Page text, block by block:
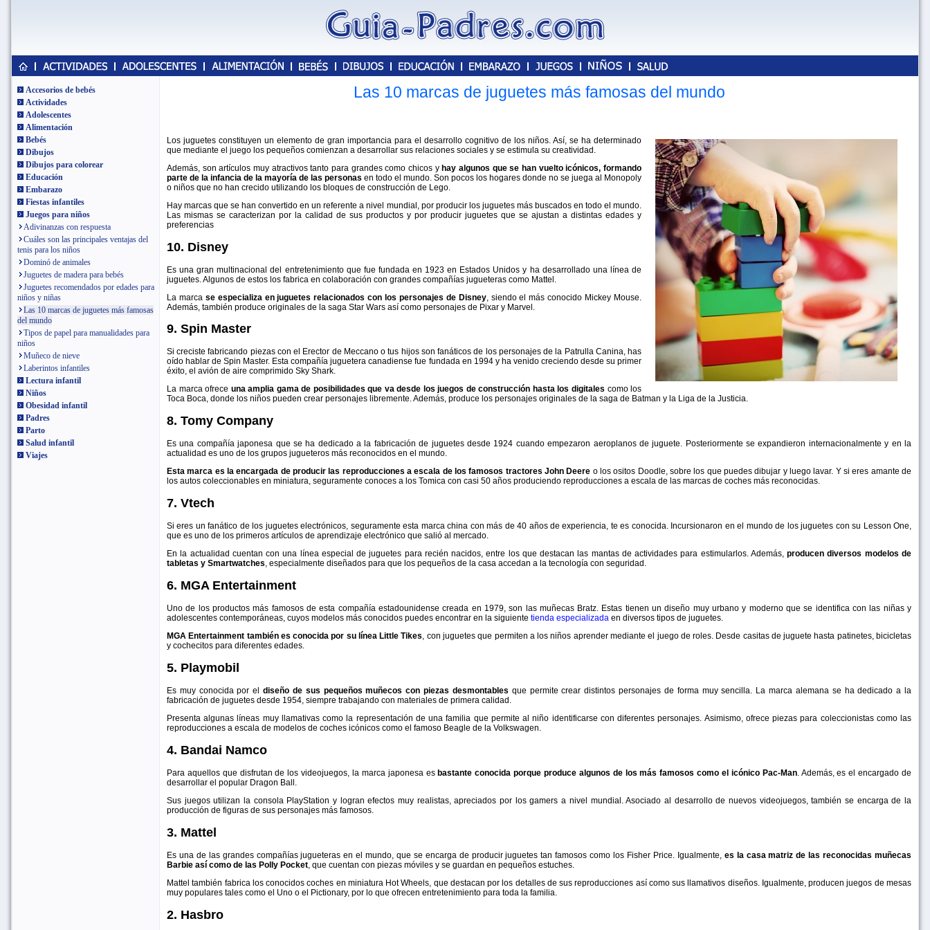
Accesorios de bebés
Actividades
Adolescentes
Alimentación
Bebés
Dibujos
Dibujos para colorear
Educación
Embarazo
Fiestas infantiles
Juegos para niños
Adivinanzas con respuesta
Cuáles son las principales ventajas del
tenis para los niños
Dominó de animales
Juguetes de madera para bebés
Juguetes recomendados por edades para
niños y niñas
Las 10 marcas de juguetes más famosas
del mundo
Tipos de papel para manualidades para
niños
Muñeco de nieve
Laberintos infantiles
Lectura infantil
Niños
Obesidad infantil
Padres
Parto
Salud infantil
Viajes
Las 10 marcas de juguetes más famosas del mundo
Los juguetes constituyen un elemento de gran importancia para el desarrollo cognitivo de los niños. Así, se ha determinado
que mediante el juego los pequeños comienzan a desarrollar sus relaciones sociales y se estimula su creatividad.
Además, son artículos muy atractivos tanto para grandes como chicos yhay algunos que se han vuelto icónicos, formando
parte de la infancia de la mayoría de las personas en todo el mundo. Son pocos los hogares donde no se juega al Monopoly
o niños que no han crecido utilizando los bloques de construcción de Lego.
Hay marcas que se han convertido en un referente a nivel mundial, por producir los juguetes más buscados en todo el mundo.
Las mismas se caracterizan por la calidad de sus productos y por producir juguetes que se ajustan a distintas edades y
preferencias
10. Disney
Es una gran multinacional del entretenimiento que fue fundada en 1923 en Estados Unidos y ha desarrollado una línea de
juguetes. Algunos de estos los fabrica en colaboración con grandes compañías jugueteras como Mattel.
La marca se especializa en juguetes relacionados con los personajes de Disney, siendo el más conocido Mickey Mouse.
Además, también produce originales de la saga Star Wars así como personajes de Pixar y Marvel.
9. Spin Master
Si creciste fabricando piezas con el Erector de Meccano o tus hijos son fanáticos de los personajes de la Patrulla Canina, has
oído hablar de Spin Master. Esta compañía juguetera canadiense fue fundada en 1994 y ha venido creciendo desde su primer
éxito, el avión de aire comprimido Sky Shark.
La marca ofrece una amplia gama de posibilidades que va desde los juegos de construcción hasta los digitales como los
Toca Boca, donde los niños pueden crear personajes libremente. Además, produce los personajes originales de la saga de Batman y la Liga de la Justicia.
8. Tomy Company
Es una compañía japonesa que se ha dedicado a la fabricación de juguetes desde 1924 cuando empezaron aeroplanos de juguete. Posteriormente se expandieron internacionalmente y en la
actualidad es uno de los grupos jugueteros más reconocidos en el mundo.
Esta marca es la encargada de producir las reproducciones a escala de los famosos tractores John Deere o los ositos Doodle, sobre los que puedes dibujar y luego lavar. Y si eres amante de
los autos coleccionables en miniatura, seguramente conoces a los Tomica con casi 50 años produciendo reproducciones a escala de las marcas de coches más reconocidas.
7. Vtech
Si eres un fanático de los juguetes electrónicos, seguramente esta marca china con más de 40 años de experiencia, te es conocida. Incursionaron en el mundo de los juguetes con su Lesson One,
que es uno de los primeros artículos de aprendizaje electrónico que salió al mercado.
En la actualidad cuentan con una línea especial de juguetes para recién nacidos, entre los que destacan las mantas de actividades para estimularlos. Además,producen diversos modelos de
tabletas y Smartwatches, especialmente diseñados para que los pequeños de la casa accedan a la tecnología con seguridad.
6. MGA Entertainment
Uno de los productos más famosos de esta compañía estadounidense creada en 1979, son las muñecas Bratz. Estas tienen un diseño muy urbano y moderno que se identifica con las niñas y
adolescentes contemporáneas, cuyos modelos más conocidos puedes encontrar en la siguiente tienda especializada en diversos tipos de juguetes.
MGA Entertainment también es conocida por su línea Little Tikes, con juguetes que permiten a los niños aprender mediante el juego de roles. Desde casitas de juguete hasta patinetes, bicicletas
y cochecitos para diferentes edades.
5. Playmobil
Es muy conocida por eldiseño de sus pequeños muñecos con piezas desmontables que permite crear distintos personajes de forma muy sencilla. La marca alemana se ha dedicado a la
fabricación de juguetes desde 1954, siempre trabajando con materiales de primera calidad.
Presenta algunas líneas muy llamativas como la representación de una familia que permite al niño identificarse con diferentes personajes. Asimismo, ofrece piezas para coleccionistas como las
reproducciones a escala de modelos de coches icónicos como el famoso Beagle de la Volkswagen.
4. Bandai Namco
Para aquellos que disfrutan de los videojuegos, la marca japonesa esbastante conocida porque produce algunos de los más famosos como el icónico Pac-Man. Además, es el encargado de
desarrollar el popular Dragon Ball.
Sus juegos utilizan la consola PlayStation y logran efectos muy realistas, apreciados por los gamers a nivel mundial. Asociado al desarrollo de nuevos videojuegos, también se encarga de la
producción de figuras de sus personajes más famosos.
3. Mattel
Es una de las grandes compañías jugueteras en el mundo, que se encarga de producir juguetes tan famosos como los Fisher Price. Igualmente, es la casa matriz de las reconocidas muñecas
Barbie así como de las Polly Pocket , que cuentan con piezas móviles y se guardan en pequeños estuches.
Mattel también fabrica los conocidos coches en miniatura Hot Wheels, que destacan por los detalles de sus reproducciones así como sus llamativos diseños. Igualmente, producen juegos de mesas
muy populares tales como el Uno o el Pictionary, por lo que ofrecen entretenimiento para toda la familia.
2. Hasbro